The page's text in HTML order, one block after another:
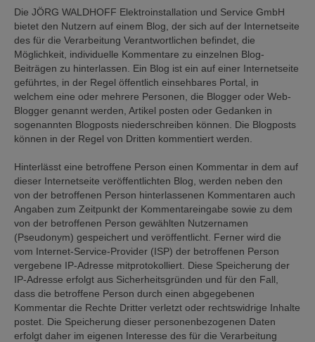
Die JÖRG WALDHOFF Elektroinstallation und Service GmbH
bietet den Nutzern auf einem Blog, der sich auf der Internetseite
des für die Verarbeitung Verantwortlichen befindet, die
Möglichkeit, individuelle Kommentare zu einzelnen Blog-
Beiträgen zu hinterlassen. Ein Blog ist ein auf einer Internetseite
geführtes, in der Regel öffentlich einsehbares Portal, in
welchem eine oder mehrere Personen, die Blogger oder Web-
Blogger genannt werden, Artikel posten oder Gedanken in
sogenannten Blogposts niederschreiben können. Die Blogposts
können in der Regel von Dritten kommentiert werden.
Hinterlässt eine betroffene Person einen Kommentar in dem auf
dieser Internetseite veröffentlichten Blog, werden neben den
von der betroffenen Person hinterlassenen Kommentaren auch
Angaben zum Zeitpunkt der Kommentareingabe sowie zu dem
von der betroffenen Person gewählten Nutzernamen
(Pseudonym) gespeichert und veröffentlicht. Ferner wird die
vom Internet-Service-Provider (ISP) der betroffenen Person
vergebene IP-Adresse mitprotokolliert. Diese Speicherung der
IP-Adresse erfolgt aus Sicherheitsgründen und für den Fall,
dass die betroffene Person durch einen abgegebenen
Kommentar die Rechte Dritter verletzt oder rechtswidrige Inhalte
postet. Die Speicherung dieser personenbezogenen Daten
erfolgt daher im eigenen Interesse des für die Verarbeitung